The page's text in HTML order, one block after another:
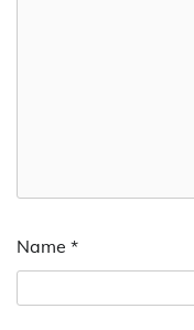
Name *